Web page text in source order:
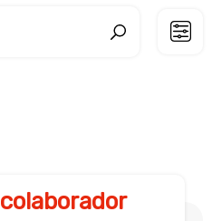
colaborador